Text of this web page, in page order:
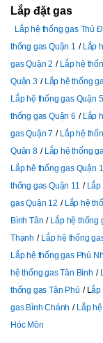
Lắp đặt gas
Lắp hệ thống gas Thủ
thống gas Quận 1
Lắp
gas Quận 2
Lắp hệ
Quận 3
Lắp hệ thống
Lắp hệ thống gas Quận 5
thống gas Quận 6
Lắp
gas Quận 7
Lắp hệ
Quận 8
Lắp hệ thống
Lắp hệ thống gas Quận
thống gas Quận 11
Lắp
gas Quận 12
Lắp hệ
Bình Tân
Lắp hệ thống
Thạnh
Lắp hệ thống
Lắp hệ thống gas Phú
hệ thống gas Tân Bình
thống gas Tân Phú
Lắp
gas Bình Chánh
Lắp
Hóc Môn